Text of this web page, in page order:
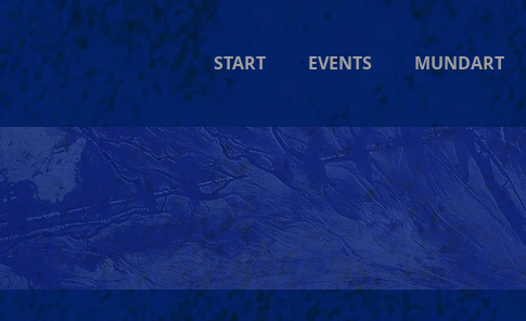
START EVENTS MUNDART